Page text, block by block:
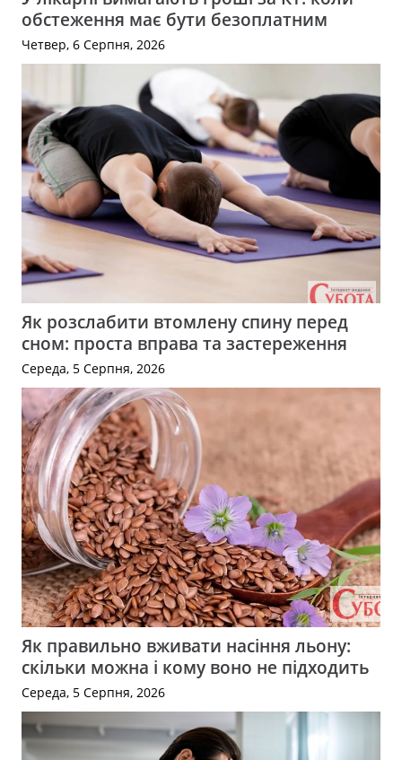
обстеження має бути безоплатним
Четвер, 6 Серпня, 2026
Як розслабити втомлену спину перед
сном: проста вправа та застереження
Середа, 5 Серпня, 2026
Як правильно вживати насіння льону:
скільки можна і кому воно не підходить
Середа, 5 Серпня, 2026